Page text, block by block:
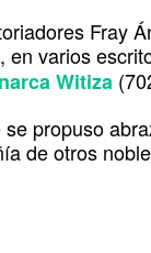
Fray
en varios
Witiza
propuso
de otros